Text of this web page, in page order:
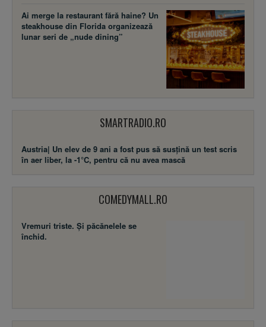
Ai merge la restaurant fără haine? Un
steakhouse din Florida organizează
lunar seri de „nude dining”
SMARTRADIO.RO
Austria| Un elev de 9 ani a fost pus să susţină un test scris
în aer liber, la -1°C, pentru că nu avea mască
COMEDYMALL.RO
Vremuri triste. Şi păcănelele se
închid.